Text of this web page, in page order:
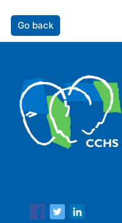
Go back